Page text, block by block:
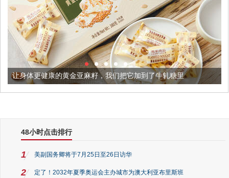
金亚麻籽，我们把它加到了牛轧糖里 被列入佛家七宝的它
48小时点击排行
1 美副国务卿将于7月25日至26日访华
2 定了！2032年夏季奥运会主办城市为澳大利亚布里斯班